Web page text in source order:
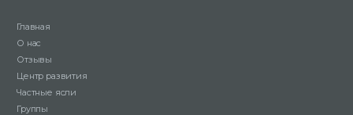
Главная
О нас
Отзывы
Центр развития
Частные ясли
Группы